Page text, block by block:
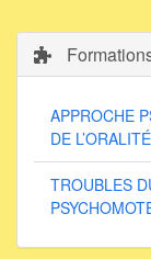
APPROCHE
DE L’ORALITÉ
TROUBLES